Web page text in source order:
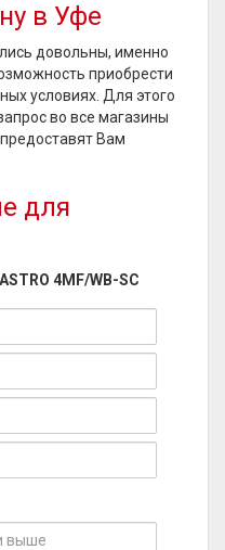
в Уфе
довольны, именно
приобрести
условиях. Для этого
во все магазины
Вам
для
4MF/WB-SC